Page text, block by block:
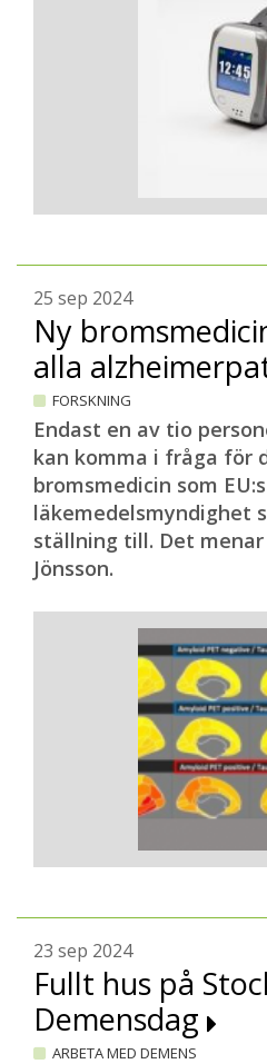
25 sep 2024
Ny
alla
FORSKNING
Endast en av tio
kan komma i fråga för
bromsmedicin som EU:s
läkemedelsmyndighet
ställning till. Det
Jönsson.
23 sep 2024
Fullt hus på
Demensdag
ARBETA MED DEMENS